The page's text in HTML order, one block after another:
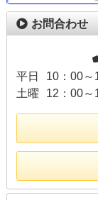
お問合わせ
平日
10：00～
土曜
12：00～